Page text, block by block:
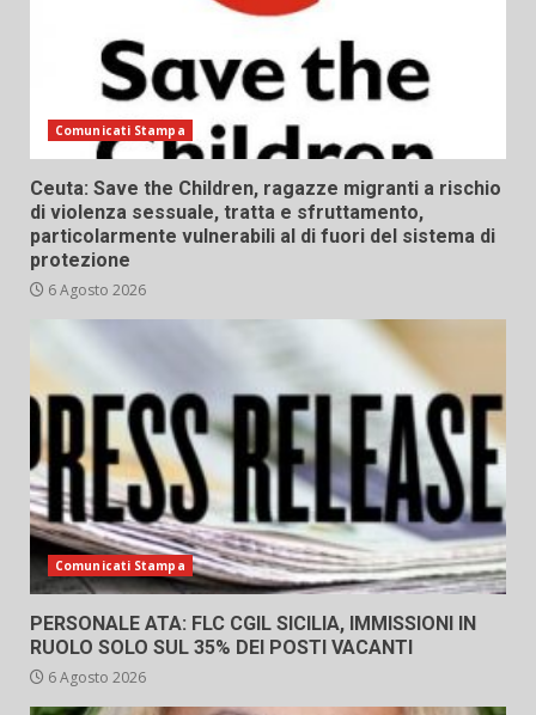
Comunicati Stampa
Ceuta: Save the Children, ragazze migranti a rischio
di violenza sessuale, tratta e sfruttamento,
particolarmente vulnerabili al di fuori del sistema di
protezione
6 Agosto 2026
Comunicati Stampa
PERSONALE ATA: FLC CGIL SICILIA, IMMISSIONI IN
RUOLO SOLO SUL 35% DEI POSTI VACANTI
6 Agosto 2026